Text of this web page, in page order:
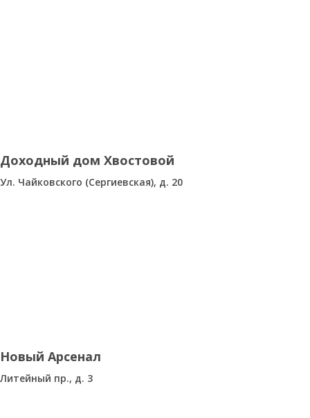
Доходный дом Хвостовой
Ул. Чайковского (Сергиевская), д. 20
Новый Арсенал
Литейный пр., д. 3